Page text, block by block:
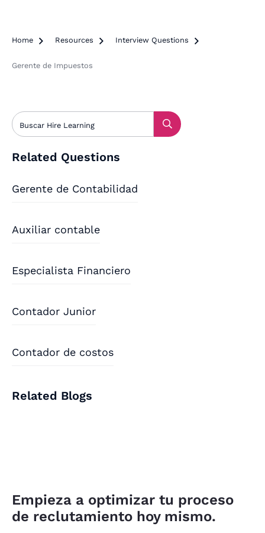
Home  Resources  Interview Questions 
Gerente de Impuestos
Related Questions
Gerente de Contabilidad
Auxiliar contable
Especialista Financiero
Contador Junior
Contador de costos
Related Blogs
Empieza a optimizar tu proceso
de reclutamiento hoy mismo.